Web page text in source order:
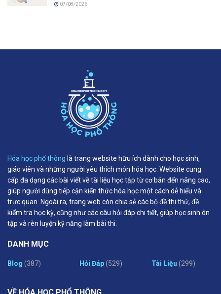
07/08/2026
Hóa học phổ thông là trang website hữu ích dành cho học sinh,
giáo viên và những người yêu thích môn hóa học. Website cung
cấp đa dạng các bài viết về tài liệu học tập từ cơ bản đến nâng cao,
giúp người dùng tiếp cận kiến thức hóa học một cách dễ hiểu và
trực quan. Ngoài ra, trang web còn chia sẻ các bộ đề thi thử, đề
kiểm tra học kỳ, cũng như các câu hỏi đáp chi tiết, giúp học sinh ôn
tập và rèn luyện kỹ năng làm bài thi.
DANH MỤC
Blog (387) Hỏi Đáp(529) Tài Liệu (299)